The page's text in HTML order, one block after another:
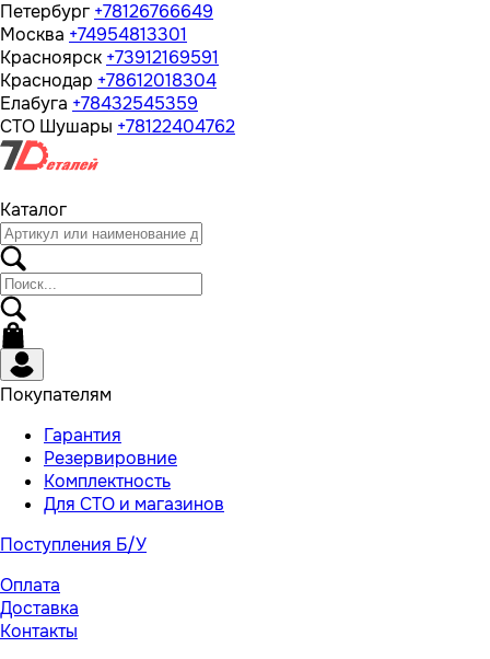
Петербург +78126766649
Москва +74954813301
Красноярск +73912169591
Краснодар +78612018304
Елабуга +78432545359
СТО Шушары +78122404762
Каталог
Покупателям
Гарантия
Резервировние
Комплектность
Для СТО и магазинов
Поступления Б/У
Оплата
Доставка
Контакты